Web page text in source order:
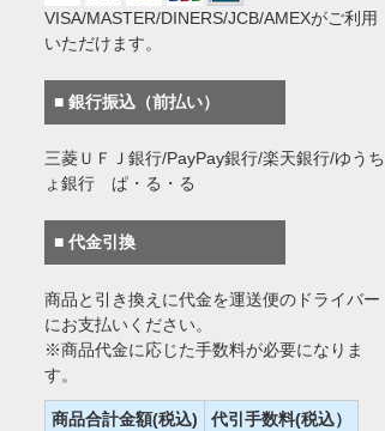
VISA/MASTER/DINERS/JCB/AMEXがご利用
いただけます。
■ 銀行振込（前払い）
三菱ＵＦＪ銀行/PayPay銀行/楽天銀行/ゆうち
ょ銀行 ぱ・る・る
■ 代金引換
商品と引き換えに代金を運送便のドライバー
にお支払いください。
※商品代金に応じた手数料が必要になりま
す。
商品合計金額(税込) 代引手数料(税込）